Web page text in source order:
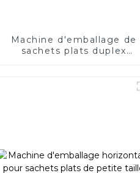
Machine d'emballage de
sachets plats duplex